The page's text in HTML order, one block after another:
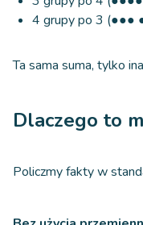
4 grupy po 3 (●●●
Ta sama suma, tylko
Dlaczego to
Policzmy fakty w